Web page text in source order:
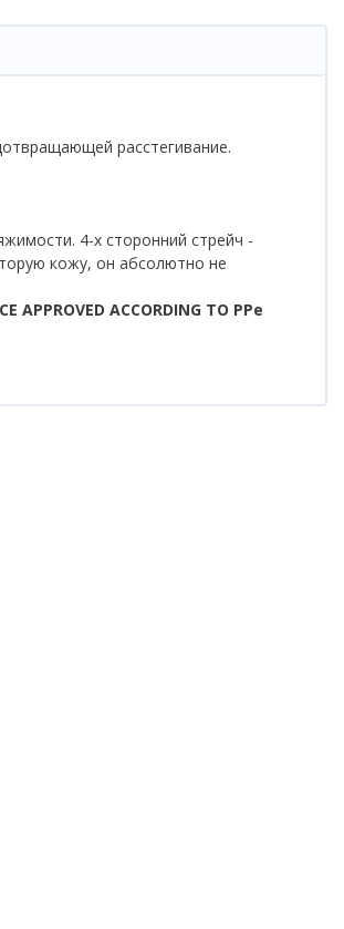
расстегивание.
4-х сторонний стрейч -
кожу, он абсолютно не
CE APPROVED ACCORDING TO PPe